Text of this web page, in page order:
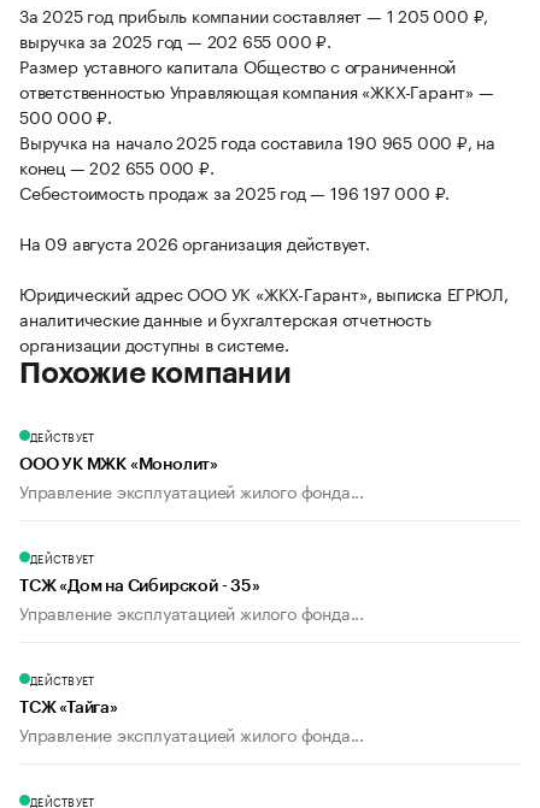
За 2025 год прибыль компании составляет — 1 205 000 ₽,
выручка за 2025 год — 202 655 000 ₽.
Размер уставного капитала Общество с ограниченной
ответственностью Управляющая компания «ЖКХ-Гарант» —
500 000 ₽.
Выручка на начало 2025 года составила 190 965 000 ₽, на
конец — 202 655 000 ₽.
Себестоимость продаж за 2025 год — 196 197 000 ₽.
На 09 августа 2026 организация действует.
Юридический адрес ООО УК «ЖКХ-Гарант», выписка ЕГРЮЛ,
аналитические данные и бухгалтерская отчетность
организации доступны в системе.
Похожие компании
ДЕЙСТВУЕТ
ООО УК МЖК «Монолит»
Управление эксплуатацией жилого фонда...
ДЕЙСТВУЕТ
ТСЖ «Дом на Сибирской - 35»
Управление эксплуатацией жилого фонда...
ДЕЙСТВУЕТ
ТСЖ «Тайга»
Управление эксплуатацией жилого фонда...
ДЕЙСТВУЕТ